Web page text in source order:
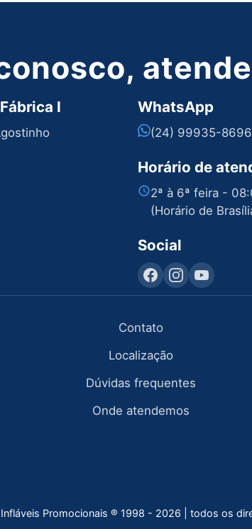
I WhatsApp
(24) 99935-8696
Horário de
2ª à 6ª feira -
(Horário de
Social
Contato
Localização
Dúvidas frequentes
Onde atendemos
Infláveis Promocionais ® 1998 - 2026 | todos os